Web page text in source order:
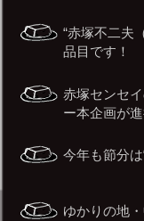
“赤塚不二夫
品目です！
赤塚センセ
ー本企画が進
今年も節分
ゆかりの地